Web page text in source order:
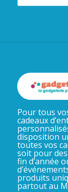
Pour tous
cadeaux
disposition
toutes vos
soit pour des
fin d’année
produits
partout au